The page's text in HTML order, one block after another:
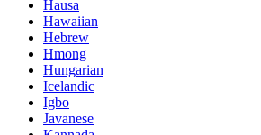
Hausa
Hawaiian
Hebrew
Hmong
Hungarian
Icelandic
Igbo
Javanese